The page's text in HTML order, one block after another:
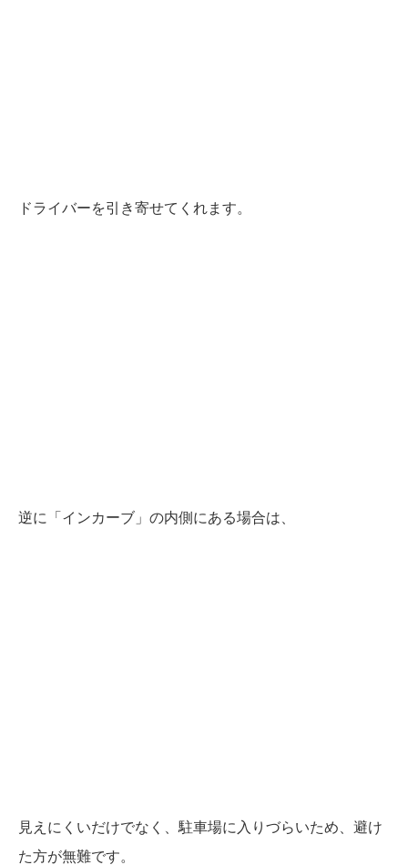
ドライバーを引き寄せてくれます。
逆に「インカーブ」の内側にある場合は、
見えにくいだけでなく、駐車場に入りづらいため、避け
た方が無難です。